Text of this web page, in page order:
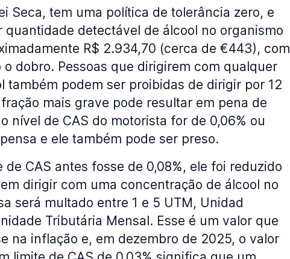
Seca, tem uma política de tolerância zero, e
quantidade detectável de álcool no organismo
R$ 2.934,70 (cerca de €443), com
dobro. Pessoas que dirigirem com qualquer
também podem ser proibidas de dirigir por 12
mais grave pode resultar em pena de
nível de CAS do motorista for de 0,06% ou
e ele também pode ser preso.
de CAS antes fosse de 0,08%, ele foi reduzido
dirigir com uma concentração de álcool no
será multado entre 1 e 5 UTM, Unidad
Tributária Mensal. Esse é um valor que
na inflação e, em dezembro de 2025, o valor